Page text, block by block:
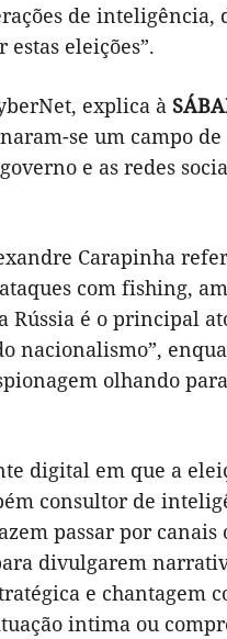
de
eleições”.
explica à
se um campo
e as redes
Carapinha
com fishing,
Rússia é o principal
nacionalismo”,
olhando
digital em que a
consultor de
passar por
divulgarem
e chantagem
intima ou